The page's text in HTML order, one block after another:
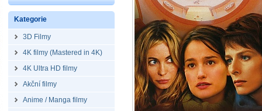
Kategorie
3D Filmy
4K filmy (Mastered in 4K)
4K Ultra HD filmy
Akční filmy
Anime / Manga filmy